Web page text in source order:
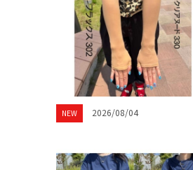
NEW 2026/08/04